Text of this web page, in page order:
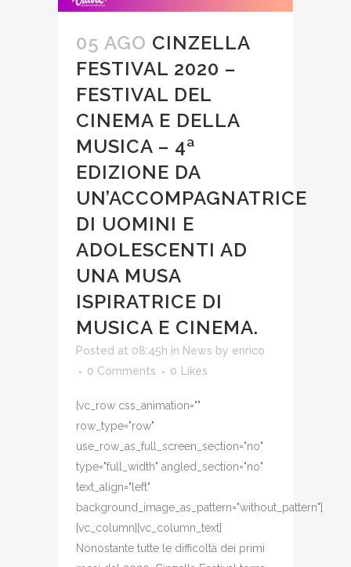
05 AGO CINZELLA
FESTIVAL 2020 –
FESTIVAL DEL
CINEMA E DELLA
MUSICA – 4ª
EDIZIONE DA
UN’ACCOMPAGNATRICE
DI UOMINI E
ADOLESCENTI AD
UNA MUSA
ISPIRATRICE DI
MUSICA E CINEMA.
Posted at 08:45h in News by enrico
0 Comments
0 Likes
[vc_row css_animation=""
row_type="row"
use_row_as_full_screen_section="no"
type="full_width" angled_section="no"
text_align="left"
background_image_as_pattern="without_pattern"]
[vc_column][vc_column_text]
Nonostante tutte le difficoltà dei primi